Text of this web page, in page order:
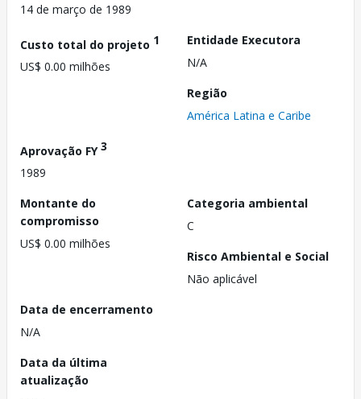
14 de março de 1989
Custo total do projeto 1
US$ 0.00 milhões
Entidade Executora
N/A
Região
América Latina e Caribe
Aprovação FY3
1989
Montante do
compromisso
US$ 0.00 milhões
Categoria ambiental
C
Risco Ambiental e Social
Não aplicável
Data de encerramento
N/A
Data da última
atualização